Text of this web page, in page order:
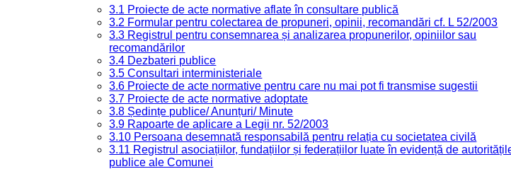
3.1 Proiecte de acte normative aflate în consultare publică
3.2 Formular pentru colectarea de propuneri, opinii, recomandări cf. L 52/2003
3.3 Registrul pentru consemnarea și analizarea propunerilor, opiniilor sau
recomandărilor
3.4 Dezbateri publice
3.5 Consultari interministeriale
3.6 Proiecte de acte normative pentru care nu mai pot fi transmise sugestii
3.7 Proiecte de acte normative adoptate
3.8 Ședințe publice/ Anunțuri/ Minute
3.9 Rapoarte de aplicare a Legii nr. 52/2003
3.10 Persoana desemnată responsabilă pentru relația cu societatea civilă
3.11 Registrul asociațiilor, fundațiilor și federațiilor luate în evidență de
publice ale Comunei